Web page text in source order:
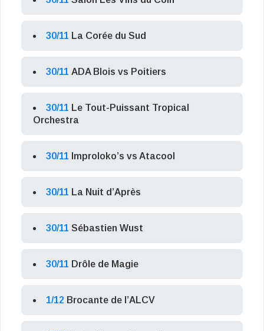
30/11 La Corée du Sud
30/11 ADA Blois vs Poitiers
30/11 Le Tout-Puissant Tropical
Orchestra
30/11 Improloko’s vs Atacool
30/11 La Nuit d’Après
30/11 Sébastien Wust
30/11 Drôle de Magie
1/12 Brocante de l’ALCV